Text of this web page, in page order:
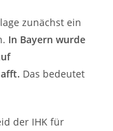
zunächst ein
In Bayern wurde
Das bedeutet
der IHK für